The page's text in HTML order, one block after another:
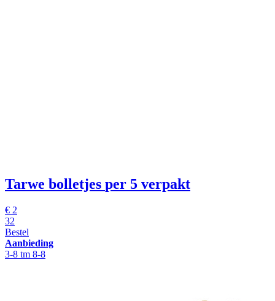
Tarwe bolletjes per 5 verpakt
€ 2
32
Bestel
Aanbieding
3-8 tm 8-8